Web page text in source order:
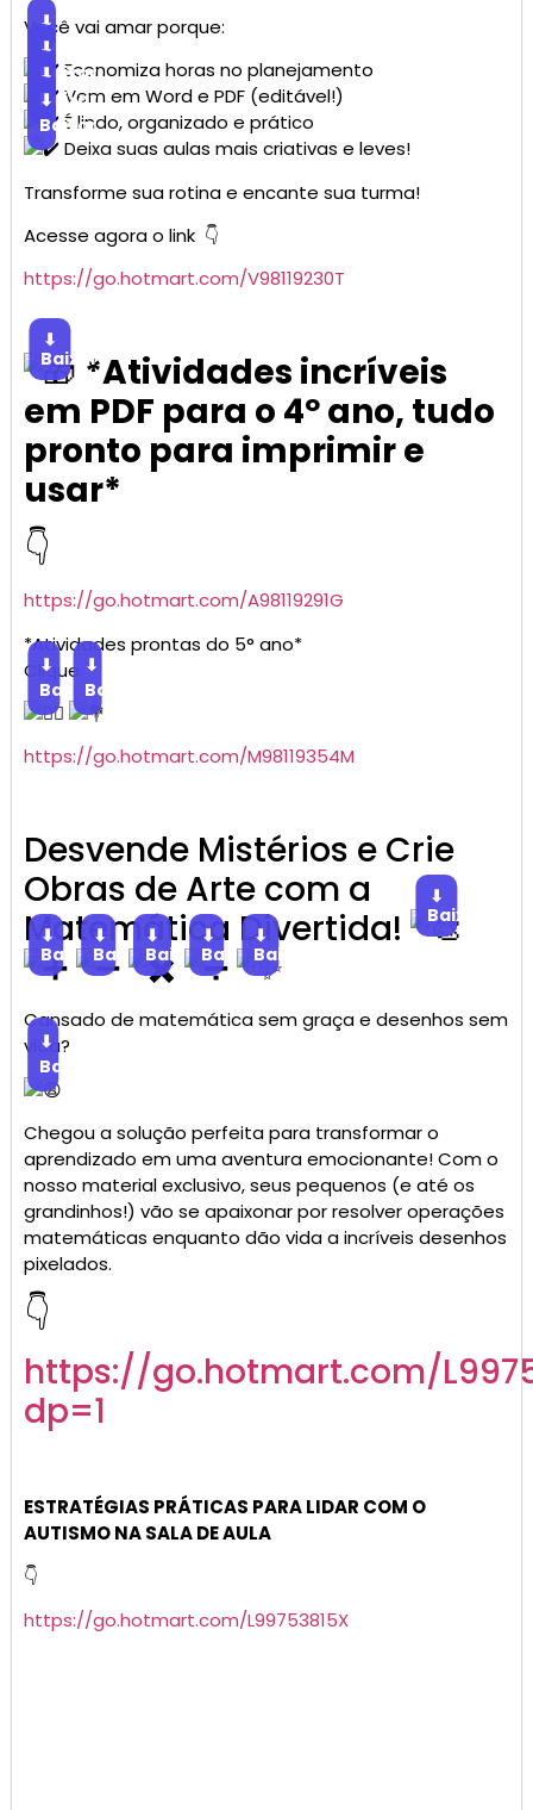
Você vai amar porque:
⬇
Baixar
Economiza horas no planejamento
⬇
Baixar
Vem em Word e PDF (editável!)
⬇
Baixar
É lindo, organizado e prático
⬇
Baixar
Deixa suas aulas mais criativas e leves!
Transforme sua rotina e encante sua turma!
Acesse agora o link 👇
https://go.hotmart.com/V98119230T
⬇
Baixar*Atividades incríveis
em PDF para o 4º ano, tudo
pronto para imprimir e
usar*
👇
https://go.hotmart.com/A98119291G
*Atividades prontas do 5° ano*
Clique
⬇
Baixar
⬇
Baixar
https://go.hotmart.com/M98119354M
Desvende Mistérios e Crie
Obras de Arte com a
Matemática Divertida!
⬇
Baixar
⬇
Baixar
⬇
Baixar
⬇
Baixar
⬇
Baixar
⬇
Baixar
Cansado de matemática sem graça e desenhos sem
vida?
⬇
Baixar
Chegou a solução perfeita para transformar o
aprendizado em uma aventura emocionante! Com o
nosso material exclusivo, seus pequenos (e até os
grandinhos!) vão se apaixonar por resolver operações
matemáticas enquanto dão vida a incríveis desenhos
pixelados.
👇
https://go.hotmart.com/
dp=1
ESTRATÉGIAS PRÁTICAS PARA LIDAR COM O
AUTISMO NA SALA DE AULA
👇
https://go.hotmart.com/L99753815X